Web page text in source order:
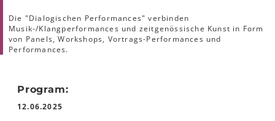
Die "Dialogischen Performances" verbinden
Musik-/Klangperformances und zeitgenössische Kunst in Form
von Panels, Workshops, Vortrags-Performances und
Performances.
Program:
12.06.2025